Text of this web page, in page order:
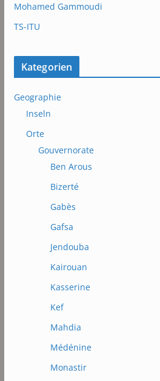
Mohamed Gammoudi
TS-ITU
Kategorien
Geographie
Inseln
Orte
Gouvernorate
Ben Arous
Bizerté
Gabès
Gafsa
Jendouba
Kairouan
Kasserine
Kef
Mahdia
Médénine
Monastir